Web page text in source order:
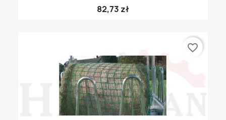
82,73 zł
favorite_border